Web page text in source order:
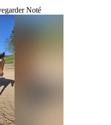
Noté